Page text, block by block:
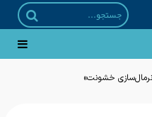
«نرمال‌سازی خشونت»